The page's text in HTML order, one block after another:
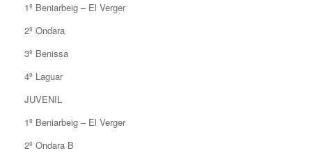
1º Beniarbeig – El Verger
2º Ondara
3º Benissa
4º Laguar
JUVENIL
1º Beniarbeig – El Verger
2º Ondara B